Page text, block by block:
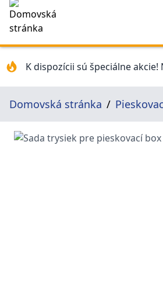
K dispozícii sú špeciálne
Domovská stránka